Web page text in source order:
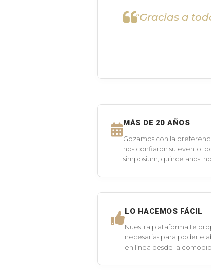
"Gracias a
MÁS DE 20 AÑOS
Gozamos con la
nos confiaron su evento,
simposium, quince años,
LO HACEMOS FÁCIL
Nuestra plataforma te
necesarias para poder
en línea desde la